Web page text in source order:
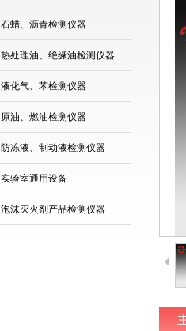
石蜡、沥青检测仪器
热处理油、绝缘油检测仪器
液化气、苯检测仪器
原油、燃油检测仪器
防冻液、制动液检测仪器
实验室通用设备
泡沫灭火剂产品检测仪器